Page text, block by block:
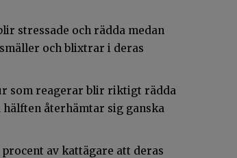
stressade och rädda medan
och blixtrar i deras
som reagerar blir riktigt rädda
hälften återhämtar sig ganska
av kattägare att deras